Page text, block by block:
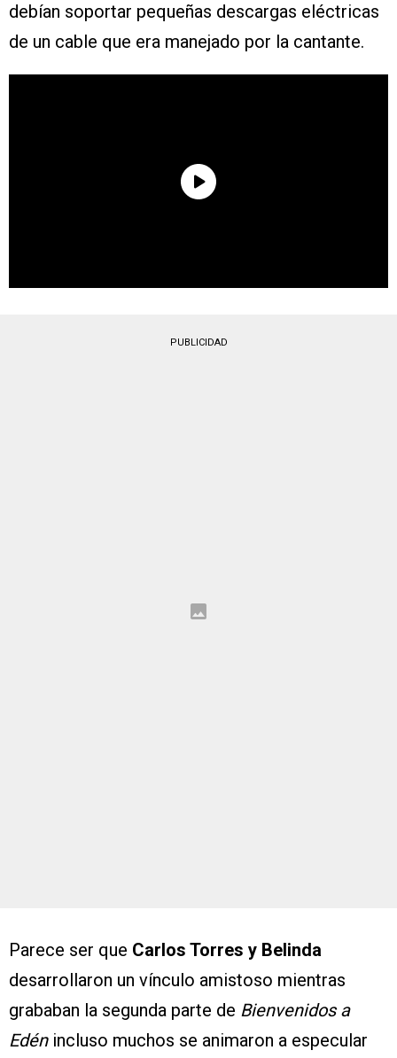
debían soportar pequeñas descargas eléctricas
de un cable que era manejado por la cantante.
PUBLICIDAD
Parece ser que Carlos Torres y Belinda
desarrollaron un vínculo amistoso mientras
grababan la segunda parte de Bienvenidos a
Edénincluso muchos se animaron a especular